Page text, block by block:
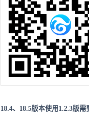
18.4、18.5版本使用1.2.3版需